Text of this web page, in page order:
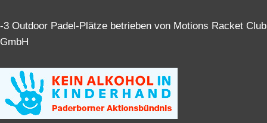
-3 Outdoor Padel-Plätze betrieben von Motions Racket Club
GmbH